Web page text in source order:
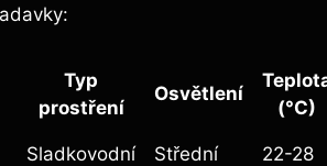
Typ
‌prostření
Osvětlení
(°C)
Sladkovodní Střední 22-28